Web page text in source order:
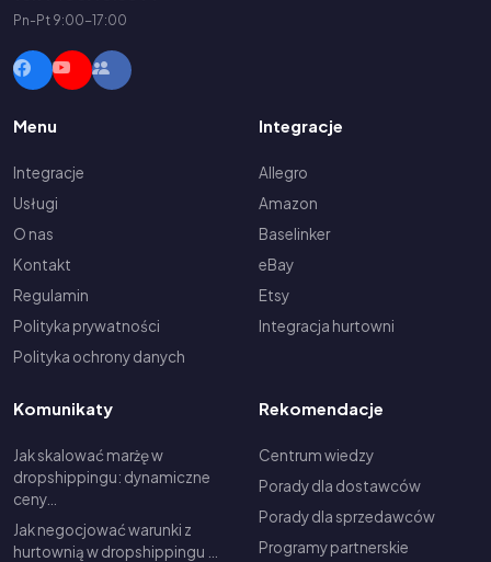
Pn-Pt 9:00-17:00
Menu
Integracje
Usługi
O nas
Kontakt
Regulamin
Polityka prywatności
Polityka ochrony danych
Integracje
Allegro
Amazon
Baselinker
eBay
Etsy
Integracja hurtowni
Komunikaty
Jak skalować marżę w
dropshippingu: dynamiczne
ceny…
Jak negocjować warunki z
hurtownią w dropshippingu …
Rekomendacje
Centrum wiedzy
Porady dla dostawców
Porady dla sprzedawców
Programy partnerskie